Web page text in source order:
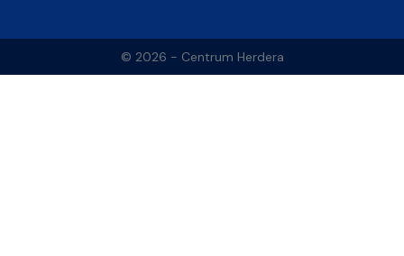
© 2026 - Centrum Herdera